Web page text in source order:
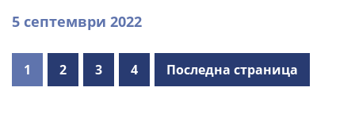
5 септември 2022
1 2 3 4 Последна страница